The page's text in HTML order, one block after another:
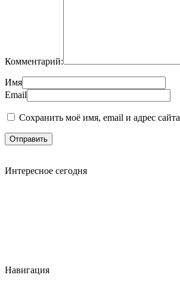
Комментарий:
Имя
Email
Сохранить моё имя, email и адрес
Интересное сегодня
Навигация